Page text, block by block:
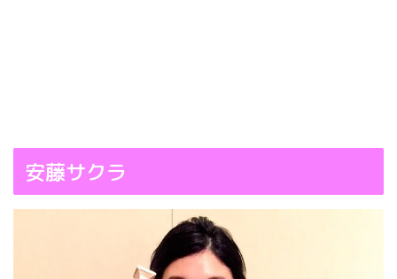
安藤サクラ